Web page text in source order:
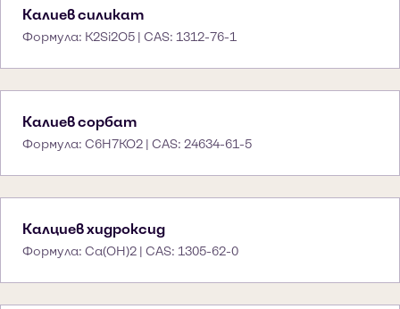
Калиев силикат
Формула: K2Si2O5 | CAS: 1312-76-1
Калиев сорбат
Формула: C6H7KO2 | CAS: 24634-61-5
Калциев хидроксид
Формула: Ca(OH)2 | CAS: 1305-62-0